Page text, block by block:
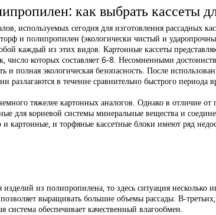
как выбрать кассеты
используемых сегодня для изготовления рассадных
и полипропилен (экологически чистый и
каждый из этих видов. Картонные кассеты
число которых составляет 6-8. Несомненными
и полная экологическая безопасность. После
разлагаются в течение сравнительно быстрого периода
тяжелее картонных аналогов. Однако в отличие от
для корневой системы минеральные вещества и
картонные, и торфяные кассетные блоки имеют ряд
из полипропилена, то здесь ситуация несколько
выращивать большие объемы рассады. В-
обеспечивает качественный влагообмен.